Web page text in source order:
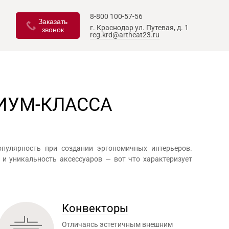
Заказать
звонок
8-800 100-57-56
г. Краснодарул. Путевая, д. 1
reg.krd@artheat23.ru
КЛАССА
при создании эргономичных интерьеров.
уникальность аксессуаров — вот что характеризует
Конвекторы
Отличаясь эстетичным внешним